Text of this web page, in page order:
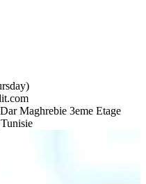
Maghrebie 3eme Etage